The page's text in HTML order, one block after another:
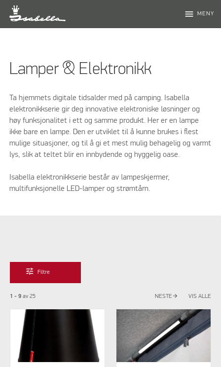
menu MENY
Lamper & Elektronikk
Ta hjemmets digitale tidsalder med på camping. Isabella
elektronikkserie gir deg innovative elektroniske løsninger og
høy funksjonalitet i ett og samme produkt. Her er en lampe
ikke bare en lampe. Den er utviklet til å kunne brukes i flest
mulige situasjoner, og til å gi et mest mulig behagelig og varmt
lys, slik at teltet blir en innbydende og hyggelig oase.
Isabella elektronikkserie består av lampeskjermer,
multifunksjonelle LED-lamper og strømtårn.
tune Filtre
1 - 9av 25 NESTE arrow_forward VIS ALLE